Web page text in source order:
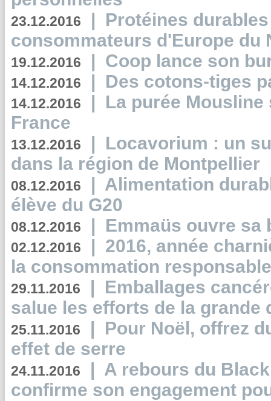
23.12.2016 | Protéines
consommateurs d'Europe du
19.12.2016 | Coop lance son
14.12.2016 | Des cotons-tiges
14.12.2016 | La purée
France
13.12.2016 | Locavorium : un
dans la région de Montpellier
08.12.2016 | Alimentation
élève du G20
08.12.2016 | Emmaüs ouvre sa
02.12.2016 | 2016, année
la consommation
29.11.2016 | Emballages
salue les efforts de la grande
25.11.2016 | Pour Noël, offrez
effet de serre
24.11.2016 | A rebours du
confirme son engagement